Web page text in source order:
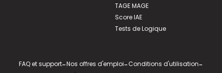
TAGE MAGE
Score IAE
Tests de Logique
FAQ et support-Nos offres d'emploi-Conditions d'utilisation-